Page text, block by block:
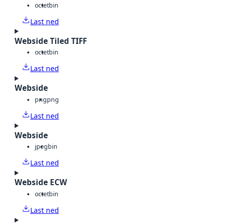
octetbin
Last ned
Webside Tiled TIFF
octetbin
Last ned
Webside
pngpng
Last ned
Webside
jpegbin
Last ned
Webside ECW
octetbin
Last ned